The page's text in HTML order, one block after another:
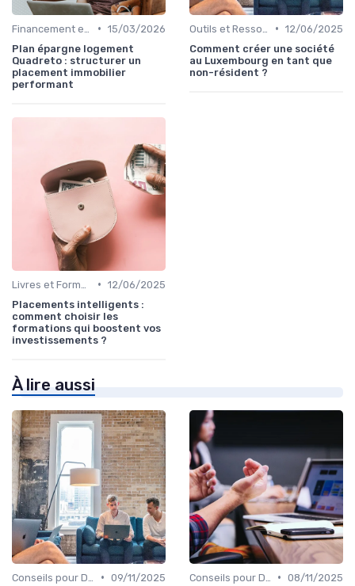
• 15/03/2026
Plan épargne logement
Quadreto : structurer un
placement immobilier
performant
• 12/06/2025
Comment créer une société
au Luxembourg en tant que
non-résident ?
• 12/06/2025
Placements intelligents :
comment choisir les
formations qui boostent vos
investissements ?
À lire aussi
• 09/11/2025
• 08/11/2025